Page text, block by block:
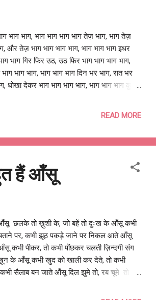
भाग भाग, भाग भाग भाग भाग तेज़ भाग, भाग तेज़
और तेज़ भाग भाग भाग भाग, भाग भाग भाग इधर
भाग गिर फिर उठ, उठ फिर भाग भाग भाग भाग,
भाग भाग, भाग भाग भाग दिन भर भाग, रात भर
धोखा देकर भाग भाग भाग भाग, भाग भाग भाग कुचल
भाग भाग भाग, भाग भाग भाग भूखे थके भाग, थके भूखे
भाग भाग, भाग भाग भाग हँसते रोते भाग, रोते गाते
READ MORE
हैं आँसू
छलके तो ख़ुशी के, जो बहें तो दुःख के आँसू कभी
पर, कभी झूठ पकड़े जाने पर निकल आते आँसू
कभी पीकर, तो कभी पोंछकर चलती ज़िन्दगी संग
के आँसू कभी खुद को खाली कर देते, तो कभी
सैलाब बन जाते ऑंसू दिल झुमे तो, रब चूमे तो
कर देंगे ये आँसू दर्द का , चोटों का , तकलीफों का